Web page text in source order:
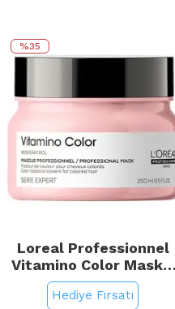
%35
Loreal Professionnel
Vitamino Color Mask -
Renk Koruyucu Saç
Bakım Maskesi 250ml
Hediye Fırsatı